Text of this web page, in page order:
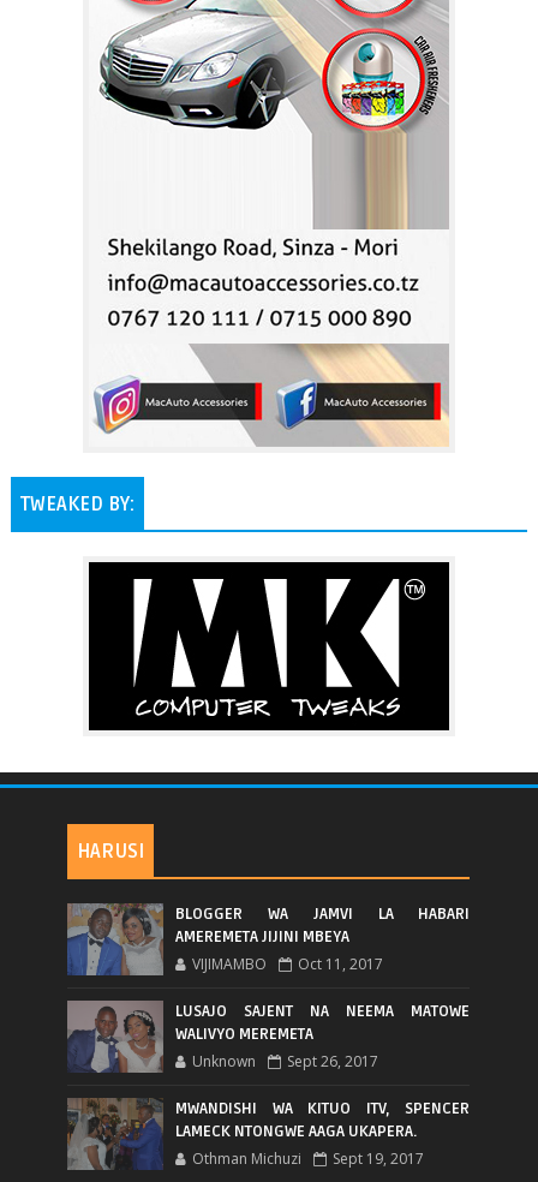
TWEAKED BY:
HARUSI
BLOGGER WA JAMVI LA HABARI
AMEREMETA JIJINI MBEYA
VIJIMAMBO Oct 11, 2017
LUSAJO SAJENT NA NEEMA MATOWE
WALIVYO MEREMETA
Unknown Sept 26, 2017
MWANDISHI WA KITUO ITV, SPENCER
LAMECK NTONGWE AAGA UKAPERA.
Othman Michuzi Sept 19, 2017